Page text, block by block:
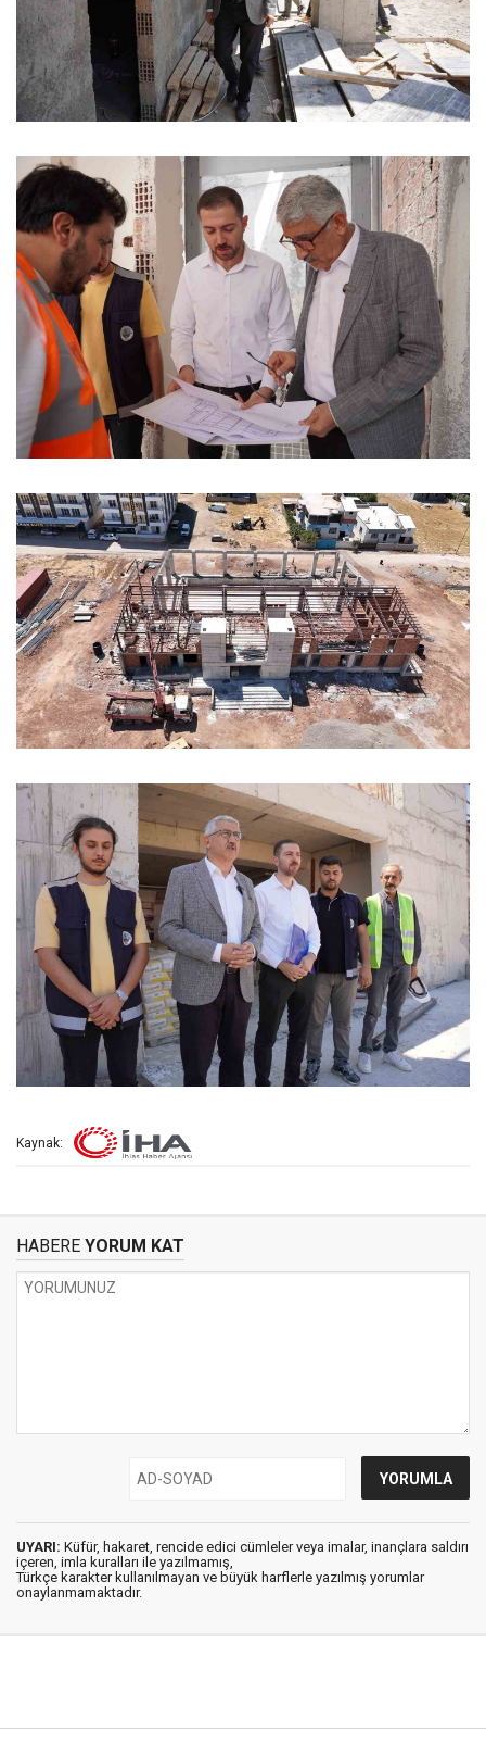
Kaynak:
HABERE YORUM KAT
UYARI: Küfür, hakaret, rencide edici cümleler veya imalar, inançlara saldırı
içeren, imla kuralları ile yazılmamış,
Türkçe karakter kullanılmayan ve büyük harflerle yazılmış yorumlar
onaylanmamaktadır.